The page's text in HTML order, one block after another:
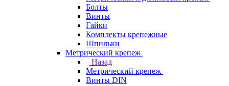
Болты
Винты
Гайки
Комплекты крепежные
Шпильки
Метрический крепеж
Назад
Метрический крепеж
Винты DIN